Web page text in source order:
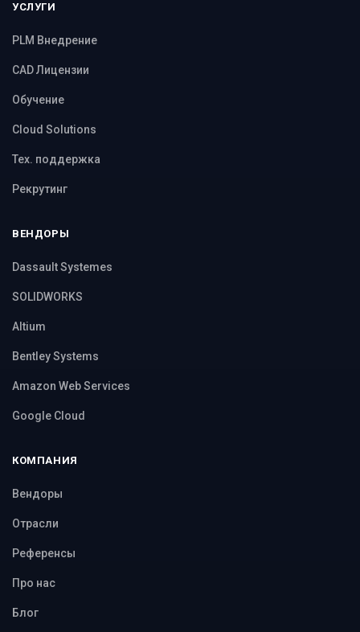
УСЛУГИ
PLM Внедрение
CAD Лицензии
Обучение
Cloud Solutions
Тех. поддержка
Рекрутинг
ВЕНДОРЫ
Dassault Systemes
SOLIDWORKS
Altium
Bentley Systems
Amazon Web Services
Google Cloud
КОМПАНИЯ
Вендоры
Отрасли
Референсы
Про нас
Блог